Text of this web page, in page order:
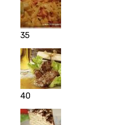
35
40